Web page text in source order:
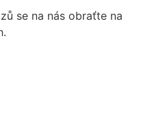
se na nás obraťte na